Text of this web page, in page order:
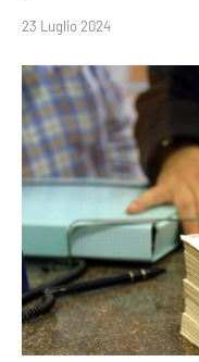
23 Luglio 2024